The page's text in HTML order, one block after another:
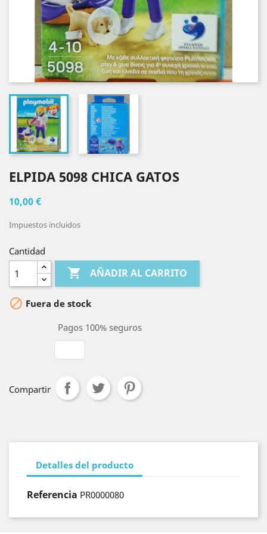
ELPIDA 5098 CHICA GATOS
10,00 €
Impuestos incluidos
Cantidad
 AÑADIR AL CARRITO
 Fuera de stock
Pagos 100% seguros
Compartir
Detalles del producto
Referencia PR0000080